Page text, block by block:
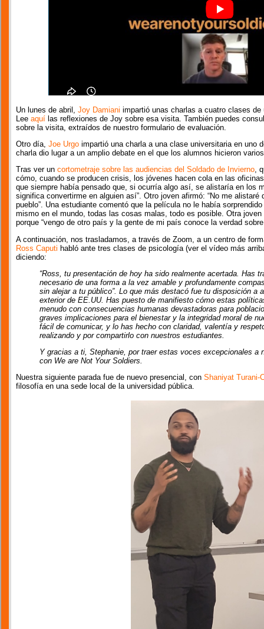
Un lunes de abril, Joy Damiani impartió unas charlas a cuatro clases
Lee aquí las reflexiones de Joy sobre esa visita. También puedes
sobre la visita, extraídos de nuestro formulario de evaluación.
Otro día, Joe Urgo impartió una charla a una clase universitaria en uno
charla dio lugar a un amplio debate en el que los alumnos hicieron
Tras ver un cortometraje sobre las audiencias del Soldado de Invierno,
cómo, cuando se producen crisis, los jóvenes hacen cola en las
que siempre había pensado que, si ocurría algo así, se alistaría en los
significa convertirme en alguien así”. Otro joven afirmó: “No me
pueblo”. Una estudiante comentó que la película no le había
mismo en el mundo, todas las cosas malas, todo es posible. Otra
porque “vengo de otro país y la gente de mi país conoce la verdad
A continuación, nos trasladamos, a través de Zoom, a un centro de
Ross Caputi habló ante tres clases de psicología (ver el vídeo más
diciendo:
“Ross, tu presentación de hoy ha sido realmente acertada. Has
necesario de una forma a la vez amable y profundamente
sin alejar a tu público”. Lo que más destacó fue tu disposición a
exterior de EE.UU. Has puesto de manifiesto cómo estas
menudo con consecuencias humanas devastadoras para
graves implicaciones para el bienestar y la integridad moral de
fácil de comunicar, y lo has hecho con claridad, valentía y
realizando y por compartirlo con nuestros estudiantes.
Y gracias a ti, Stephanie, por traer estas voces excepcionales a
con We are Not Your Soldiers.
Nuestra siguiente parada fue de nuevo presencial, con Shaniyat Turani-
filosofía en una sede local de la universidad pública.